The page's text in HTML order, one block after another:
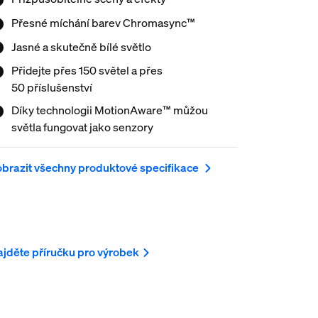
domácí centrála Bridge Pro na
ultrarychlého čipu nabízí rychlejší výkon,
kapacitu a funkce s umělou inteligencí. Vše
hlasových příkazů prostřednictvím
asistenta.
Přesné míchání barev Chromasync™
Jasné a skutečně bílé světlo
Přidejte přes 150 světel a přes
50 příslušenství
Díky technologii MotionAware™ můžou
světla fungovat jako senzory
všechny produktové specifikace
příručku pro výrobek